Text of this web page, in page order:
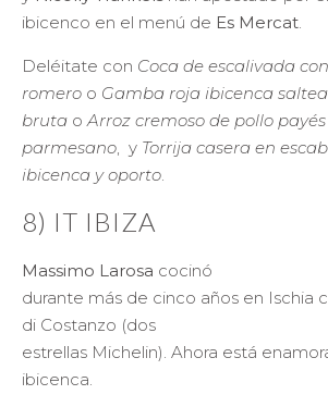
ibicenco en el menú de Es Mercat.
Deléitate con Coca de escalivada
romero o Gamba roja ibicenca
bruta o Arroz cremoso de pollo
parmesano , y Torrija casera en
ibicenca y oporto
8) IT IBIZA
Massimo Larosa cocinó
durante más de cinco años en Ischia
di Costanzo (dos
estrellas Michelin). Ahora está
ibicenca.